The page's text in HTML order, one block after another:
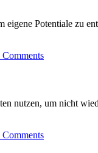
eigene Potentiale zu
Comments
nutzen, um nicht
Comments